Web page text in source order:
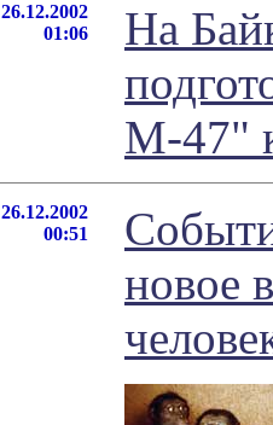
26.12.2002
01:06
На
М-47"
26.12.2002
00:51
новое